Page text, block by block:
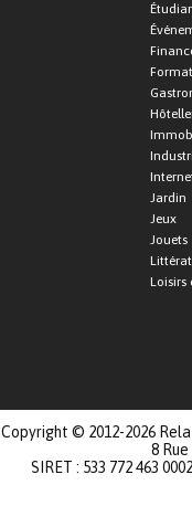
Jardin
Jeux
Jouets
Loisirs
Copyright © 2012-2026
8
SIRET : 533 772 463